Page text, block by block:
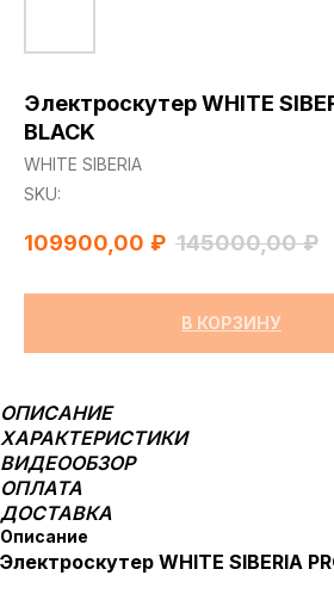
Электроскутер WHITE
BLACK
WHITE SIBERIA
SKU:
109900,00 ₽ 145000,00 ₽
В КОРЗИНУ
ОПИСАНИЕ
ХАРАКТЕРИСТИКИ
ВИДЕООБЗОР
ОПЛАТА
ДОСТАВКА
Описание
Электроскутер WHITE SIBERIA